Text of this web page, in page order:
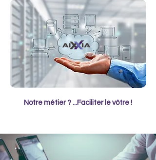
Notre métier ? ...Faciliter le vôtre !